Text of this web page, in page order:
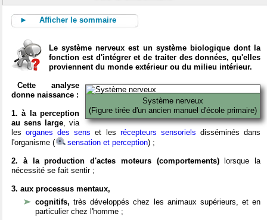
► Afficher le sommaire
Le système nerveux est un système biologique dont la
fonction est d'intégrer et de traiter des données, qu'elles
proviennent du monde extérieur ou du milieu intérieur.
Système nerveux
(Figure tirée d'un ancien manuel d'école primaire)
Cette analyse
donne naissance :
1. à la perception
au sens large, via
lesorganes des sens et les récepteurs sensoriels disséminés dans
l'organisme (
sensation et perception) ;
2. à la production d'actes moteurs (comportements)lorsque la
nécessité se fait sentir ;
3. aux processus mentaux,
cognitifs,très développés chez les animaux supérieurs, et en
particulier chez l'homme ;